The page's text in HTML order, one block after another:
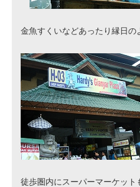
金魚すくいなどあったり縁日の
徒歩圏内にスーパーマーケット